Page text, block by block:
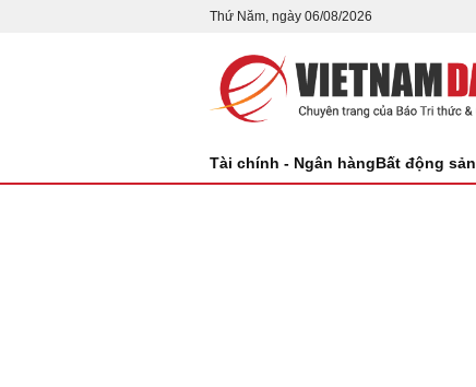
Thứ Năm, ngày 06/08/2026
Tài chính - Ngân hàngBất động sản